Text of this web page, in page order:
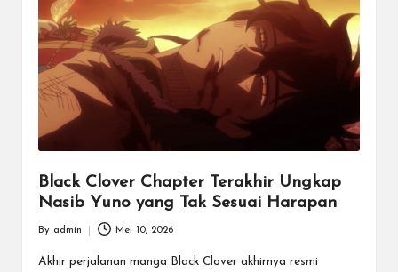
Black Clover Chapter Terakhir Ungkap
Nasib Yuno yang Tak Sesuai Harapan
by
By admin Mei 10, 2026
Akhir perjalanan manga Black Clover akhirnya resmi